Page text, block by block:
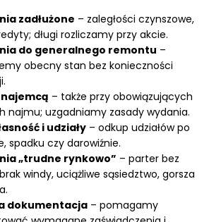
zadłużone – zaległości czynszowe,
długi rozliczamy przy akcie.
do generalnego remontu –
obecny stan bez konieczności
najemcą – także przy obowiązujących
najmu; uzgadniamy zasady wydania.
i udziały – odkup udziałów po
spadku czy darowiźnie.
„trudne rynkowo” – parter bez
windy, uciążliwe sąsiedztwo, gorsza
dokumentacja – pomagamy